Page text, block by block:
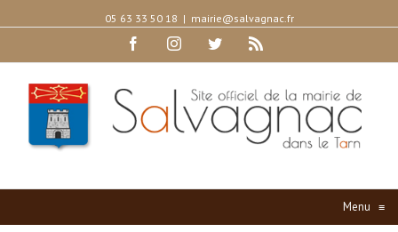
05 63 33 50 18 | mairie@salvagnac.fr
FacebookInstagramTwitter
Menu ≡